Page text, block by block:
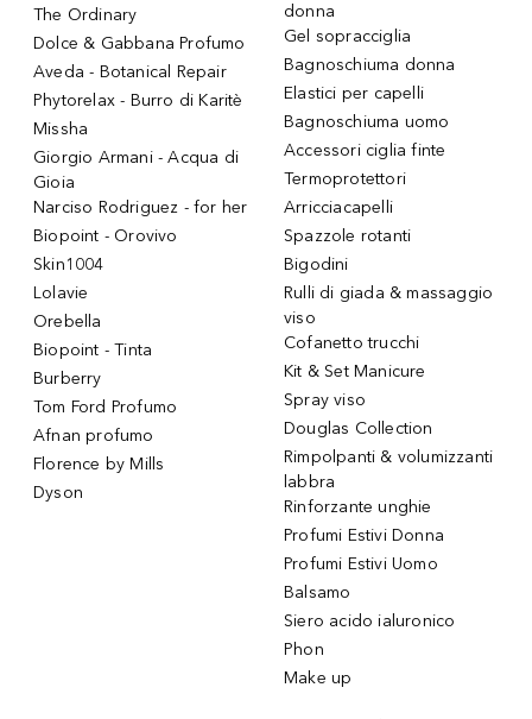
The Ordinary
Dolce & Gabbana Profumo
Aveda - Botanical Repair
Phytorelax - Burro di Karitè
Missha
Giorgio Armani - Acqua di
Gioia
Narciso Rodriguez - for her
Biopoint - Orovivo
Skin1004
Lolavie
Orebella
Biopoint - Tinta
Burberry
Tom Ford Profumo
Afnan profumo
Florence by Mills
Dyson
donna
Gel sopracciglia
Bagnoschiuma donna
Elastici per capelli
Bagnoschiuma uomo
Accessori ciglia finte
Termoprotettori
Arricciacapelli
Spazzole rotanti
Bigodini
Rulli di giada & massaggio
viso
Cofanetto trucchi
Kit & Set Manicure
Spray viso
Douglas Collection
Rimpolpanti & volumizzanti
labbra
Rinforzante unghie
Profumi Estivi Donna
Profumi Estivi Uomo
Balsamo
Siero acido ialuronico
Phon
Make up